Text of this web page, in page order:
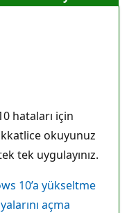
hataları için
okuyunuz
tek uygulayınız.
10’a yükseltme
açma